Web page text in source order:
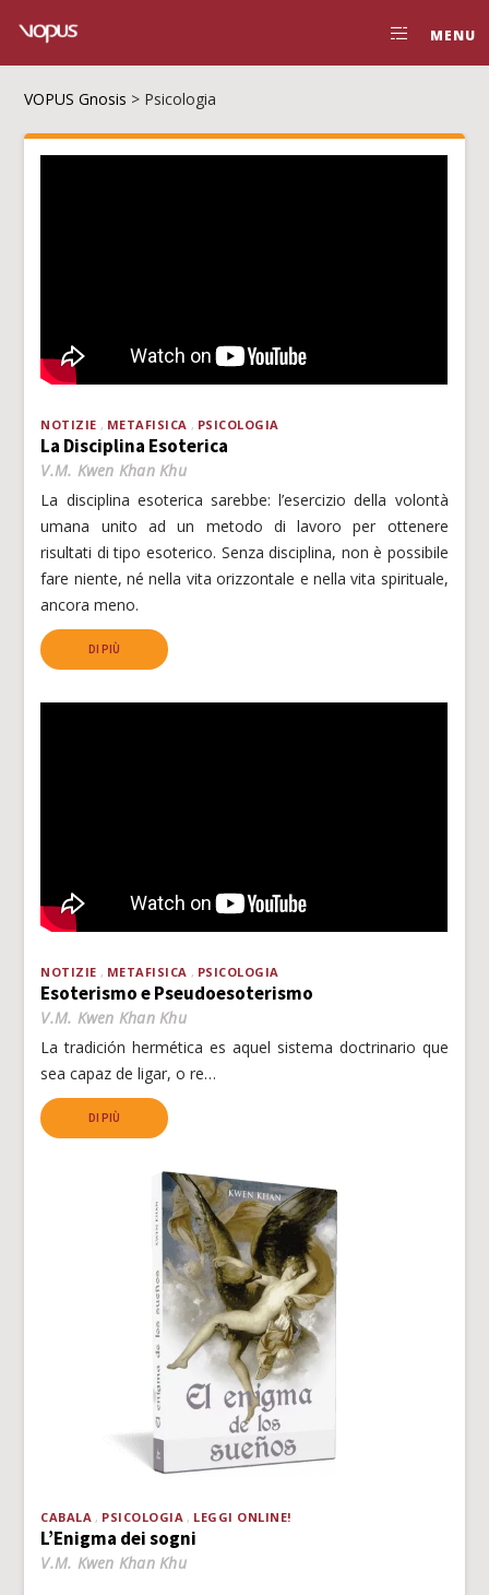
MENU
VOPUS Gnosis > Psicologia
NOTIZIE METAFISICA PSICOLOGIA
La Disciplina Esoterica
V.M. Kwen Khan Khu
La disciplina esoterica sarebbe: l’esercizio della volontà
umana unito ad un metodo di lavoro per ottenere
risultati di tipo esoterico. Senza disciplina, non è possibile
fare niente, né nella vita orizzontale e nella vita spirituale,
ancora meno.
DI PIÙ
NOTIZIE METAFISICA PSICOLOGIA
Esoterismo e Pseudoesoterismo
V.M. Kwen Khan Khu
La tradición hermética es aquel sistema doctrinario que
sea capaz de ligar, o re…
DI PIÙ
CABALA PSICOLOGIA LEGGI ONLINE!
L’Enigma dei sogni
V.M. Kwen Khan Khu